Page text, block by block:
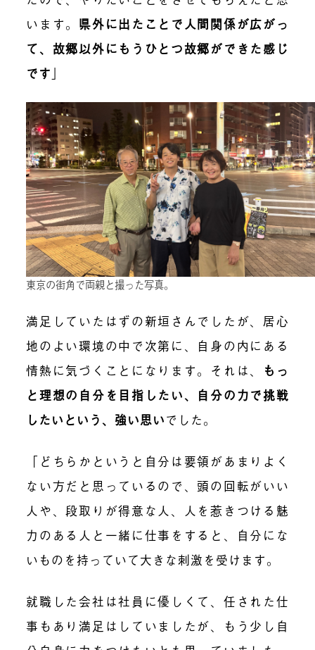
います。 県外に出たことで人間関係が広がっ
て、故郷以外にもうひとつ故郷ができた感じ
です 」
東京の街角で両親と撮った写真。
満足していたはずの新垣さんでしたが、居心
地のよい環境の中で次第に、自身の内にある
情熱に気づくことになります。それは、
もっ
と理想の自分を目指したい、自分の力で挑戦
したいという、強い思いでした。
「どちらかというと自分は要領があまりよく
ない方だと思っているので、頭の回転がいい
人や、段取りが得意な人、人を惹きつける魅
力のある人と一緒に仕事をすると、自分にな
いものを持っていて大きな刺激を受けます。
就職した会社は社員に優しくて、任された仕
事もあり満足はしていましたが、もう少し自